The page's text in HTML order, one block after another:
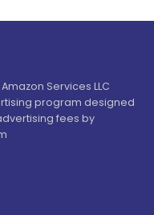
Services LLC
program designed
fees by